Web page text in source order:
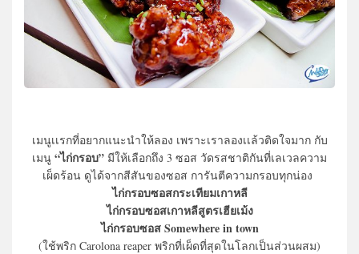
เมนูเเรกที่อยากแนะนำให้ลอง เพราะเราลองเเล้วติดใจมาก กับ
เมนู “ไก่กรอบ” มีให้เลือกถึง 3 ซอส วัดรสชาติกันที่เลเวลความ
เผ็ดร้อน ดูได้จากสีสันของซอส การันตีความกรอบทุกน่อง
ไก่กรอบซอสกระเทียมเกาหลี
ไก่กรอบซอสเกาหลีสูตรเฮียเม้ง
ไก่กรอบซอส Somewhere in town
(ใช้พริก Carolona reaper พริกที่เผ็ดที่สุดในโลกเป็นส่วนผสม)